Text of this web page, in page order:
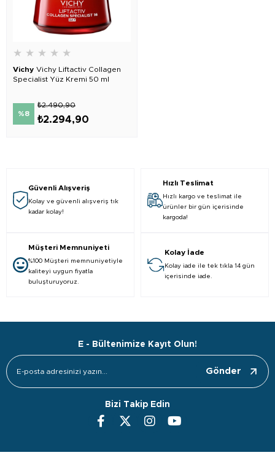
★ ★ ★ ★ ★
Vichy Vichy Liftactiv Collagen
Specialist Yüz Kremi 50 ml
%8
₺2.294,90
₺2.490,90
Güvenli Alışveriş
Kolay ve güvenli alışveriş tık
kadar kolay!
Hızlı Teslimat
Hızlı kargo ve teslimat ile
ürünler bir gün içerisinde
kargoda!
Müşteri Memnuniyeti
%100 Müşteri memnuniyetiyle
kaliteyi uygun fiyatla
buluşturuyoruz.
Kolay İade
Kolay iade ile tek tıkla 14 gün
içerisinde iade.
E - Bültenimize Kayıt Olun!
Gönder
Bizi Takip Edin